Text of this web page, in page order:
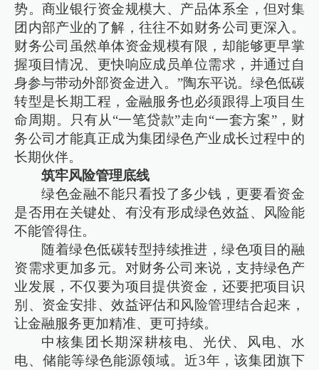
势。商业银行资金规模大、产品体系全，但对集
团内部产业的了解，往往不如财务公司更深入。
财务公司虽然单体资金规模有限，却能够更早掌
握项目情况、更快响应成员单位需求，并通过自
身参与带动外部资金进入。”陶东平说。绿色低碳
转型是长期工程，金融服务也必须跟得上项目生
命周期。只有从“一笔贷款”走向“一套方案”，财
务公司才能真正成为集团绿色产业成长过程中的
长期伙伴。
筑牢风险管理底线
绿色金融不能只看投了多少钱，更要看资金
是否用在关键处、有没有形成绿色效益、风险能
不能管得住。
随着绿色低碳转型持续推进，绿色项目的融
资需求更加多元。对财务公司来说，支持绿色产
业发展，不仅要为项目提供资金，还要把项目识
别、资金安排、效益评估和风险管理结合起来，
让金融服务更加精准、更可持续。
中核集团长期深耕核电、光伏、风电、水
电、储能等绿色能源领域。近3年，该集团旗下